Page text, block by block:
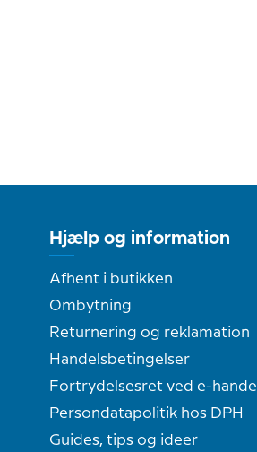
Hjælp og information
Afhent i butikken
Ombytning
Returnering og reklamation
Handelsbetingelser
Fortrydelsesret ved e-handel
Persondatapolitik hos DPH
Guides, tips og ideer